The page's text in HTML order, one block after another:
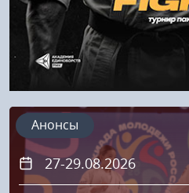
27-29.08.2026
Анонсы